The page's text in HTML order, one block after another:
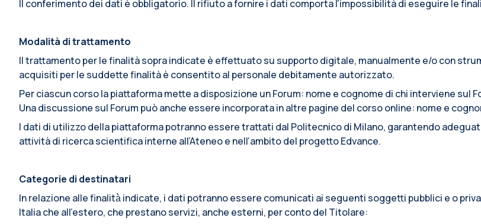
Il conferimento dei dati è obbligatorio. Il rifiuto a fornire i dati comporta l'impossibilità di eseguire le
Modalità di trattamento
Il trattamento per le finalità sopra indicate è effettuato su supporto digitale, manualmente e/o con
acquisiti per le suddette finalità è consentito al personale debitamente autorizzato.
Per ciascun corso la piattaforma mette a disposizione un Forum: nome e cognome di chi interviene sul
Una discussione sul Forum può anche essere incorporata in altre pagine del corso online: nome e
I dati di utilizzo della piattaforma potranno essere trattati dal Politecnico di Milano, garantendo
attività di ricerca scientifica interne all’Ateneo e nell’ambito del progetto Edvance.
Categorie di destinatari
In relazione alle finalità̀ indicate, i dati potranno essere comunicati ai seguenti soggetti pubblici e o
Italia che all’estero, che prestano servizi, anche esterni, per conto del Titolare: